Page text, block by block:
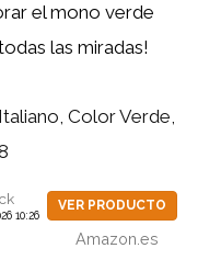
el mono verde
las miradas!
Color Verde,
10:26
VER PRODUCTO
Amazon.es